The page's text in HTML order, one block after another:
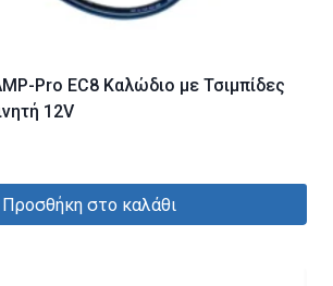
Pro EC8 Καλώδιο με Τσιμπίδες
12V
Προσθήκη στο καλάθι